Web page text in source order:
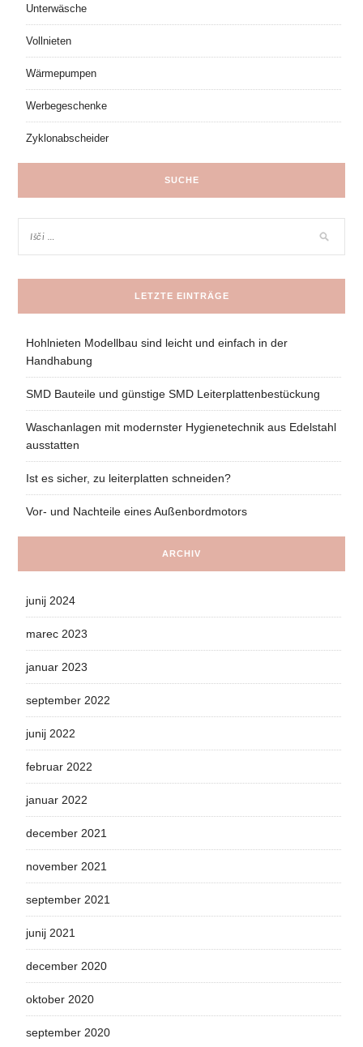
Unterwäsche
Vollnieten
Wärmepumpen
Werbegeschenke
Zyklonabscheider
SUCHE
LETZTE EINTRÄGE
Hohlnieten Modellbau sind leicht und einfach in der
Handhabung
SMD Bauteile und günstige SMD Leiterplattenbestückung
Waschanlagen mit modernster Hygienetechnik aus Edelstahl
ausstatten
Ist es sicher, zu leiterplatten schneiden?
Vor- und Nachteile eines Außenbordmotors
ARCHIV
junij 2024
marec 2023
januar 2023
september 2022
junij 2022
februar 2022
januar 2022
december 2021
november 2021
september 2021
junij 2021
december 2020
oktober 2020
september 2020